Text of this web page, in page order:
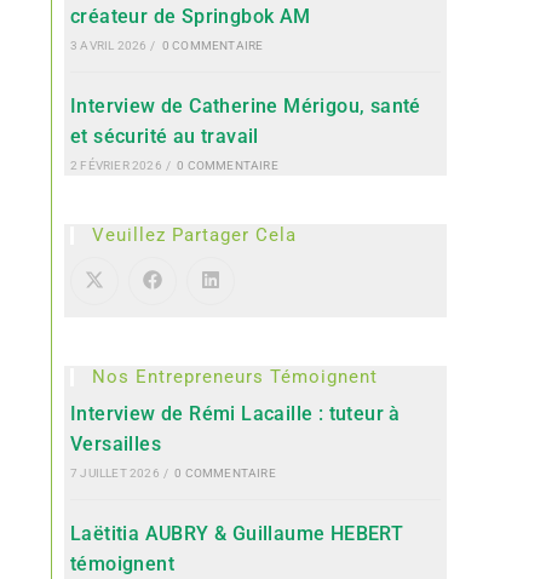
créateur de Springbok AM
3 AVRIL 2026 / 0 COMMENTAIRE
Interview de Catherine Mérigou, santé
et sécurité au travail
2 FÉVRIER 2026 / 0 COMMENTAIRE
Veuillez Partager Cela
Nos Entrepreneurs Témoignent
Interview de Rémi Lacaille : tuteur à
Versailles
7 JUILLET 2026 / 0 COMMENTAIRE
Laëtitia AUBRY & Guillaume HEBERT
témoignent